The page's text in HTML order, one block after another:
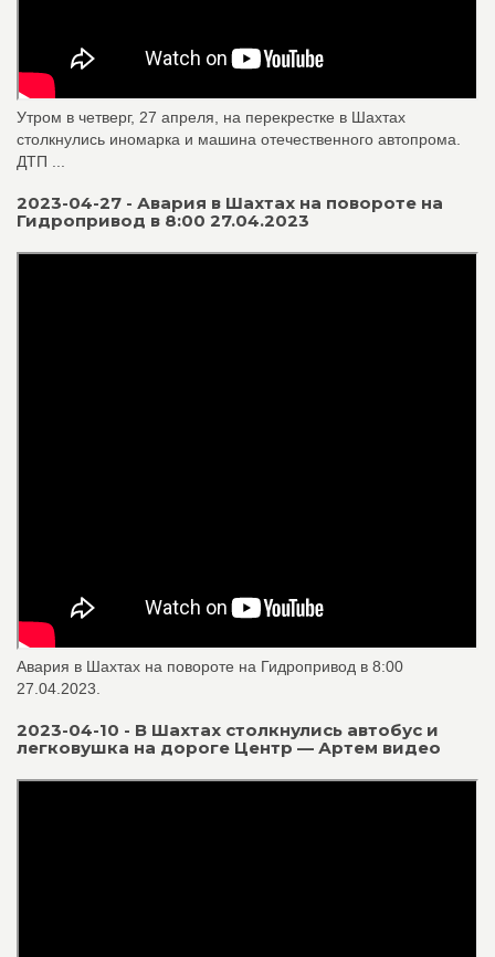
Утром в четверг, 27 апреля, на перекрестке в Шахтах
столкнулись иномарка и машина отечественного автопрома.
ДТП ...
2023-04-27 - Авария в Шахтах на повороте на
Гидропривод в 8:00 27.04.2023
Авария в Шахтах на повороте на Гидропривод в 8:00
27.04.2023.
2023-04-10 - В Шахтах столкнулись автобус и
легковушка на дороге Центр — Артем видео